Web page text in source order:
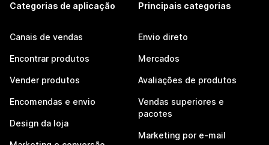
Categorias de aplicação
Canais de vendas
Encontrar produtos
Vender produtos
Encomendas e envio
Design da loja
Principais categorias
Envio direto
Mercados
Avaliações de produtos
Vendas superiores e
pacotes
Marketing por e-mail